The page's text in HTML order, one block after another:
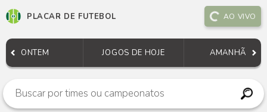
PLACAR DE FUTEBOL AO VIVO
ONTEM JOGOS DE HOJE AMANHÃ